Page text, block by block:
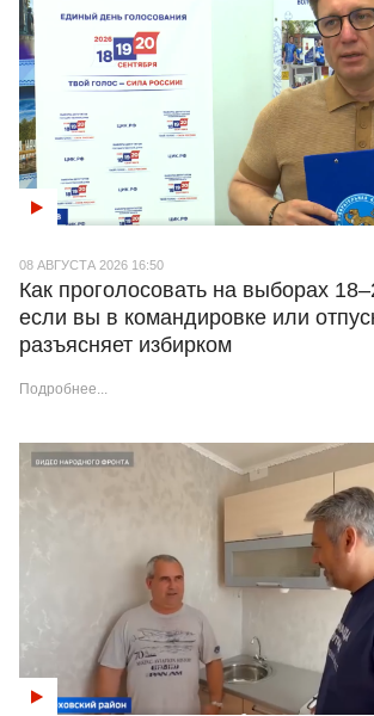
08 АВГУСТА 2026 16:50
Как проголосовать на выборах
если вы в командировке или
разъясняет избирком
Подробнее...